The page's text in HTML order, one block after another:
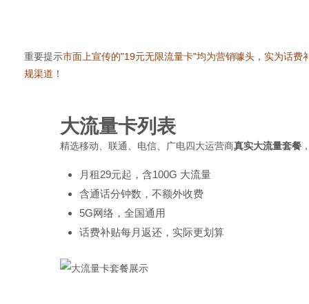
重要提示市面上宣传的"19元无限流量卡"均为营销噱头，实为话
规渠道！
大流量卡列表
精选移动、联通、电信、广电四大运营商真实大流量套餐
月租29元起，含100G 大流量
含通话分钟数，不额外收费
5G网络，全国通用
话费补贴每月返还，实际更划算